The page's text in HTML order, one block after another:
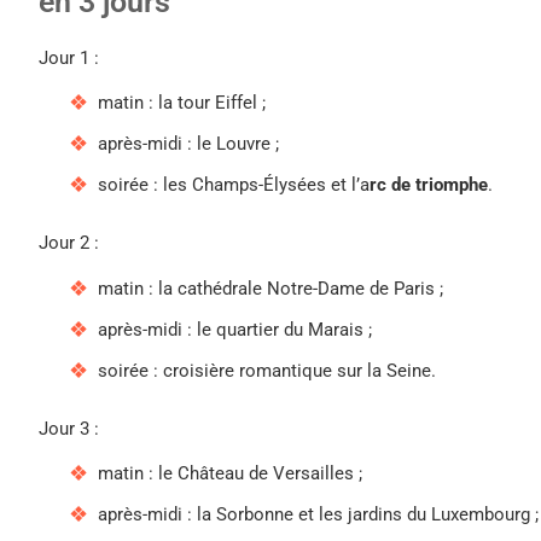
Jour 1 :
matin : la tour Eiffel ;
après-midi : le Louvre ;
soirée : les Champs-Élysées et l’arc de triomphe.
Jour 2 :
matin : la cathédrale Notre-Dame de Paris ;
après-midi : le quartier du Marais ;
soirée : croisière romantique sur la Seine.
Jour 3 :
matin : le Château de Versailles ;
après-midi : la Sorbonne et les jardins du Luxembourg